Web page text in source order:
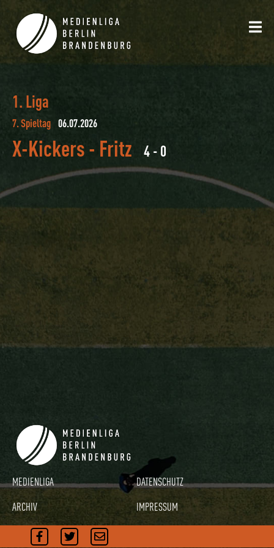
1. Liga
7. Spieltag 06.07.2026
X-Kickers- Fritz 4 - 0
MEDIENLIGA
DATENSCHUTZ
ARCHIV
IMPRESSUM